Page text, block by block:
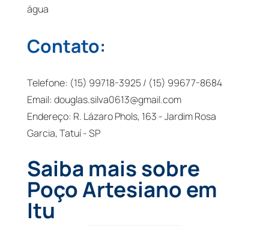
água
Contato:
Telefone: (15) 99718-3925 / (15) 99677-8684
Email: douglas.silva0613@gmail.com
Endereço: R. Lázaro Phols, 163 - Jardim Rosa
Garcia, Tatuí - SP
Saiba mais sobre
Poço Artesiano em
Itu